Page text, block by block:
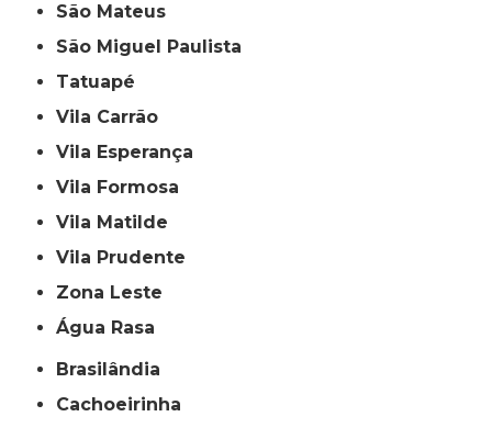
São Mateus
São Miguel Paulista
Tatuapé
Vila Carrão
Vila Esperança
Vila Formosa
Vila Matilde
Vila Prudente
Zona Leste
Água Rasa
Brasilândia
Cachoeirinha